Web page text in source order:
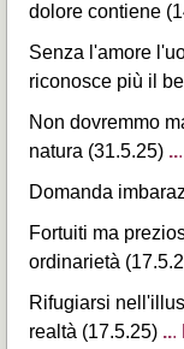
dolore contiene
Senza l'amore
riconosce più il
Non dovremmo
natura (31.5.25) ..
Domanda
Fortuiti ma
ordinarietà
Rifugiarsi
realtà (17.5.25) ...